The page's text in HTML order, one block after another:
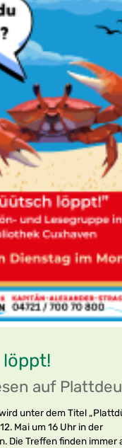
auf
unter dem Titel
Mai um 16 Uhr in der
Die Treffen finden immer